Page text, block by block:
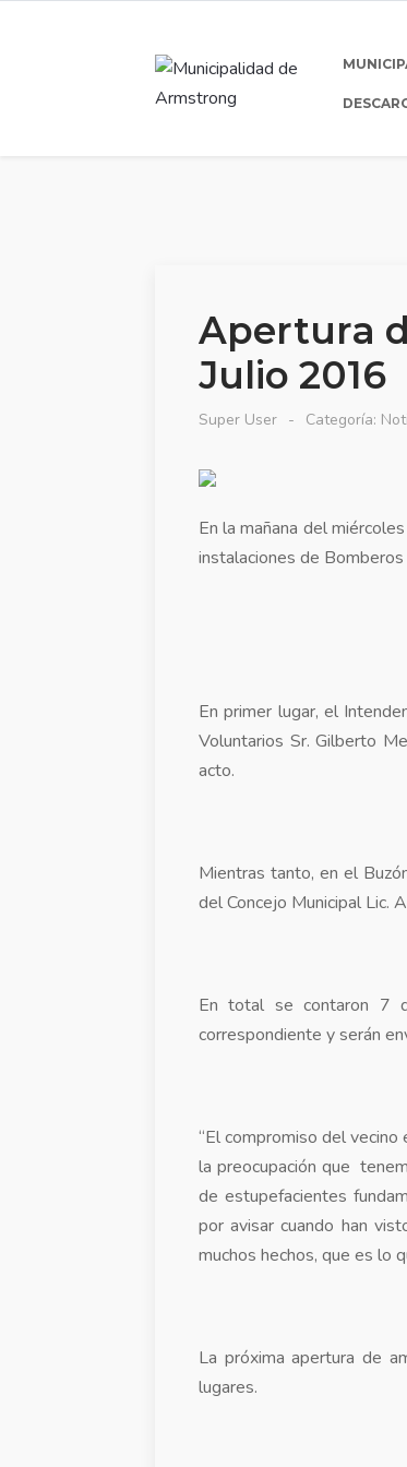
Apertura
Julio 2016
Super User Categoría:
En la mañana del
instalaciones de
En primer lugar, el
Voluntarios Sr. Gilberto
acto.
Mientras tanto, en el
del Concejo Municipal Lic.
En total se contaron 7
correspondiente y serán
“El compromiso del
la preocupación que
de estupefacientes
por avisar cuando han
muchos hechos, que es lo
La próxima apertura de
lugares.